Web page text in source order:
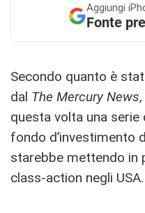
Aggiungi
Fonte
Secondo quanto è
dal The Mercury News
questa volta una
fondo d’investimento
starebbe mettendo in
class-action negli USA.